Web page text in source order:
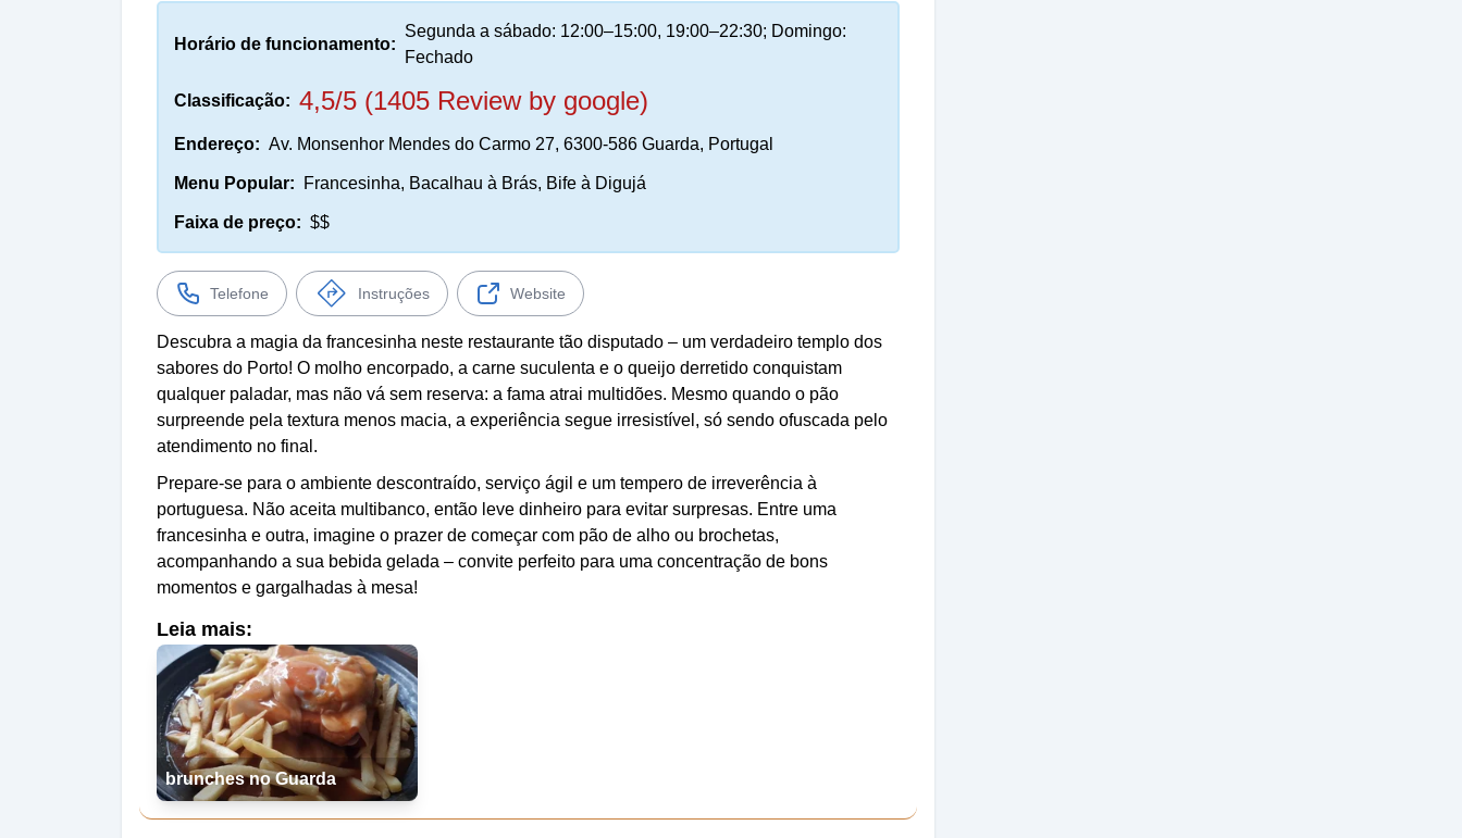
Horário de funcionamento:
Segunda a sábado: 12:00–15:00, 19:00–22:30; Domingo:
Fechado
Classificação: 4,5/5 (1405 Review by google)
Endereço: Av. Monsenhor Mendes do Carmo 27, 6300-586 Guarda, Portugal
Menu Popular: Francesinha, Bacalhau à Brás, Bife à Digujá
Faixa de preço: $$
Telefone Instruções Website
Descubra a magia da francesinha neste restaurante tão disputado – um verdadeiro templo dos
sabores do Porto! O molho encorpado, a carne suculenta e o queijo derretido conquistam
qualquer paladar, mas não vá sem reserva: a fama atrai multidões. Mesmo quando o pão
surpreende pela textura menos macia, a experiência segue irresistível, só sendo ofuscada pelo
atendimento no final.
Prepare-se para o ambiente descontraído, serviço ágil e um tempero de irreverência à
portuguesa. Não aceita multibanco, então leve dinheiro para evitar surpresas. Entre uma
francesinha e outra, imagine o prazer de começar com pão de alho ou brochetas,
acompanhando a sua bebida gelada – convite perfeito para uma concentração de bons
momentos e gargalhadas à mesa!
Leia mais:
brunches no Guarda